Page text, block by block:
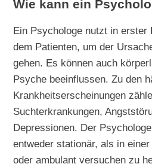
Wie kann ein
Ein Psychologe nutzt in erster
dem Patienten, um der
gehen. Es können auch
Psyche beeinflussen. Zu den
Krankheitserscheinungen
Suchterkrankungen,
Depressionen. Der
entweder stationär, als in
oder ambulant versuchen zu